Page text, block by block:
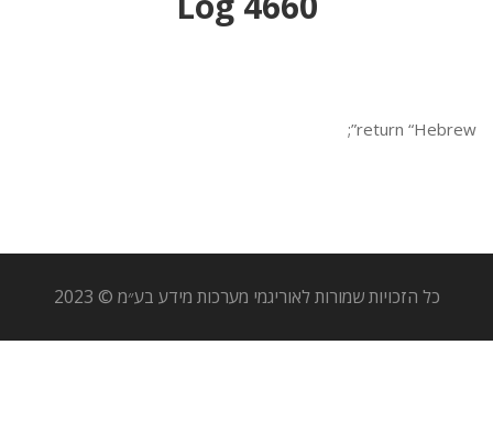
return “Hebrew”;
כל הזכויות שמורות לאוריגמי מערכות מידע בע״מ © 2023